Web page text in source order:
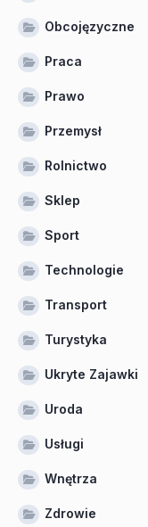
Obcojęzyczne
Praca
Prawo
Przemysł
Rolnictwo
Sklep
Sport
Technologie
Transport
Turystyka
Ukryte Zajawki
Uroda
Usługi
Wnętrza
Zdrowie